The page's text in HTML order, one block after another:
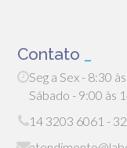
Contato
Seg a Sex - 8:30
Sábado - 9:00 às
14 3203 6061 -